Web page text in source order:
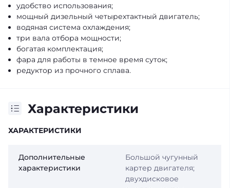
удобство использования;
мощный дизельный четырехтактный двигатель;
водяная система охлаждения;
три вала отбора мощности;
богатая комплектация;
фара для работы в темное время суток;
редуктор из прочного сплава.
Характеристики
ХАРАКТЕРИСТИКИ
Дополнительные
характеристики
Большой чугунный
картер двигателя;
двухдисковое